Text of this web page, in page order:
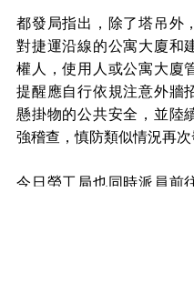
都發局指出，除了塔吊外
對捷運沿線的公寓大廈和
權人，使用人或公寓大廈
提醒應自行依規注意外牆
懸掛物的公共安全，並陸
強稽查，慎防類似情況再次
今日勞工局也同時派員前